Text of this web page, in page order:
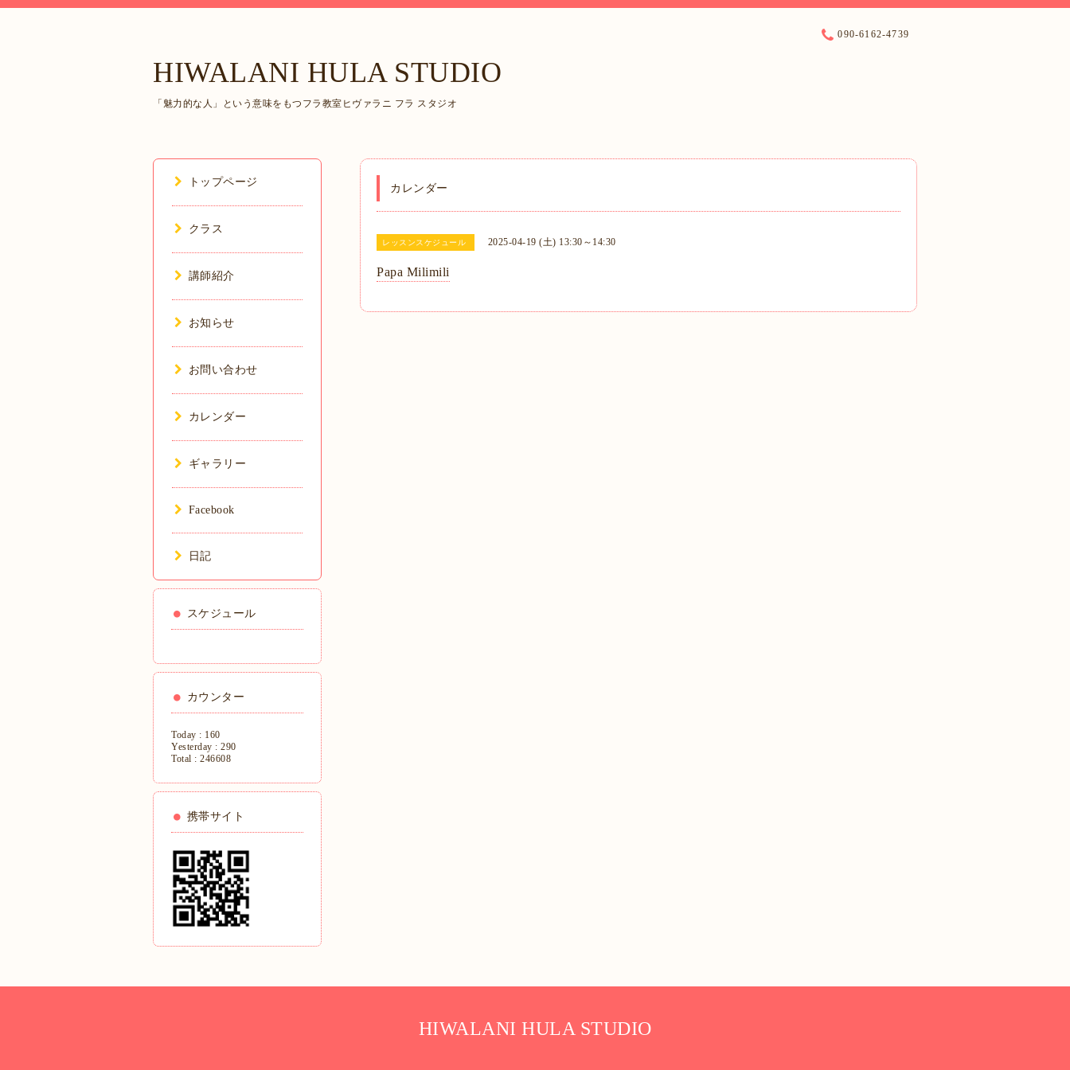
HIWALANI HULA STUDIO
「魅力的な人」という意味をもつフラ教室ヒヴァラニ フラ スタジオ
090-6162-4739
カレンダー
レッスンスケジュール 2025-04-19 (土) 13:30～14:30
Papa Milimili
トップページ
クラス
講師紹介
お知らせ
お問い合わせ
カレンダー
ギャラリー
Facebook
日記
スケジュール
カウンター
Today : 160
Yesterday : 290
Total : 246608
携帯サイト
HIWALANI HULA STUDIO